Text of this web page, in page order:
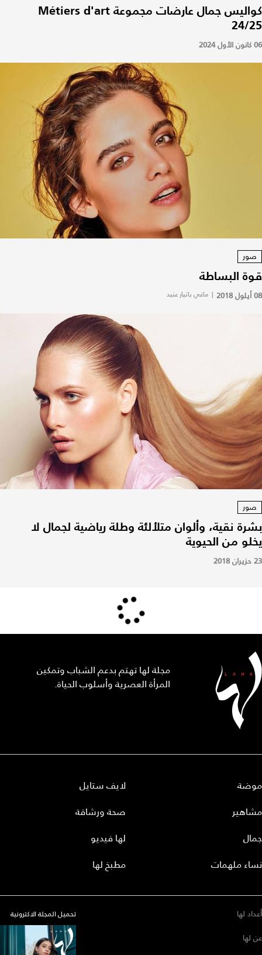
كواليس جمال عارضات مجموعة Métiers d'art
24/25
06 كانون الأول 2024
صور
قوة البساطة
08 أيلول 2018 | ماغي باتيار عنيد
صور
بشرة نقية، وألوان متلألئة وطلة رياضية لجمال لا
يخلو من الحيوية
23 حزيران 2018
مجلة لها تهتم بدعم الشباب وتمكين
المرأة العصرية وأسلوب الحياة.
موضة
مشاهير
جمال
نساء ملهمات
لايف ستايل
صحة ورشاقة
لها فيديو
مطبخ لها
أعداد لها
عن لها
تحميل المجلة الاكترونية